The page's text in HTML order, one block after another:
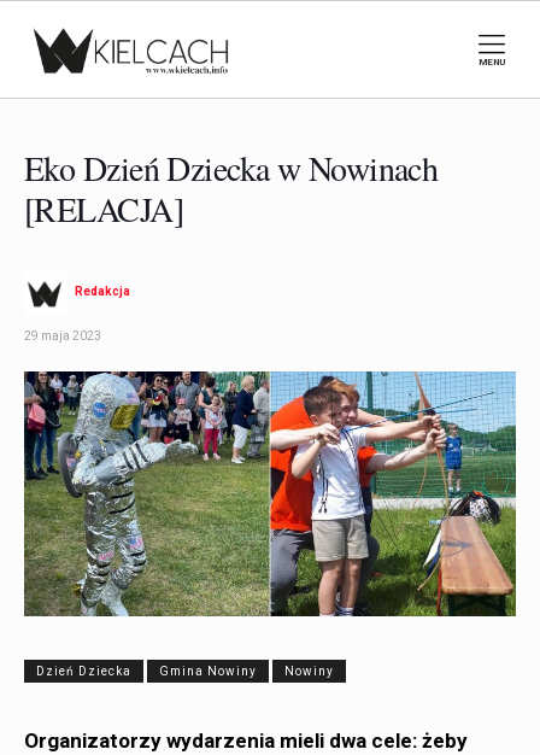
MENU
Eko Dzień Dziecka w Nowinach
[RELACJA]
Redakcja
29 maja 2023
Dzień Dziecka Gmina Nowiny Nowiny
Organizatorzy wydarzenia mieli dwa cele: żeby